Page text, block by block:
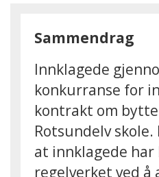
Sammendrag
Innklagede
konkurranse for
kontrakt om
Rotsundelv
at innklagede
regelverket ved å